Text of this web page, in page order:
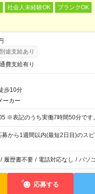
社会人未経験OK
ブランクOK
途支給あり
費支給有り
歩10分
ーカー
8:30～17:05 ※表記のうち実働7時間50分です。
から1週間以内(最短2日目)のスピ
/ 履歴書不要 / 電話対応なし / パソ
応募する